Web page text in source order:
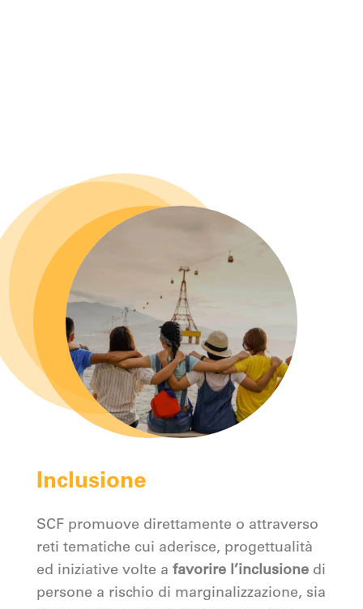
Inclusione
SCF promuove direttamente o attraverso
reti tematiche cui aderisce, progettualità
ed iniziative volte a favorire l’inclusionedi
persone a rischio di marginalizzazione, sia